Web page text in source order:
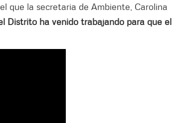
que la secretaria de Ambiente, Carolina
Distrito ha venido trabajando para que el